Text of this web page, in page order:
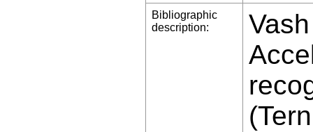
Bibliographic
description: